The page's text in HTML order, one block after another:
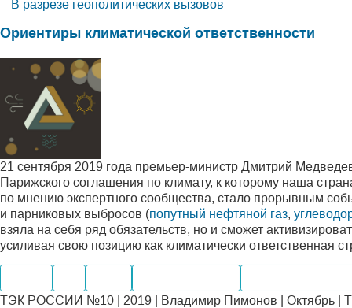
В разрезе геополитических вызовов
Ориентиры климатической ответственности
21 сентября 2019 года премьер-министр Дмитрий
Парижского соглашения по климату, к которому наша
по мнению экспертного сообщества, стало прорывным
и парниковых выбросов (попутный нефтяной газ,
взяла на себя ряд обязательств, но и сможет
усиливая свою позицию как климатически ответственная
ТЭК РОССИИ №10 | 2019 | Владимир Пимонов | Октябрь |